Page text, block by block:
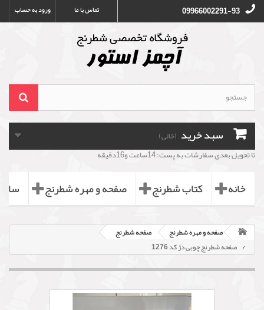
ورود به حساب تماس با ما 09966002291-93
سبد خرید (خالی)
تا تحویل بعدی سفارشات به پست: 14ساعت و16دقیقه
خانه کتاب شطرنج صفحه و مهره شطرنج
صفحه و مهره شطرنج
صفحه شطرنج
صفحه شطرنج چوبی دژ کد 1276